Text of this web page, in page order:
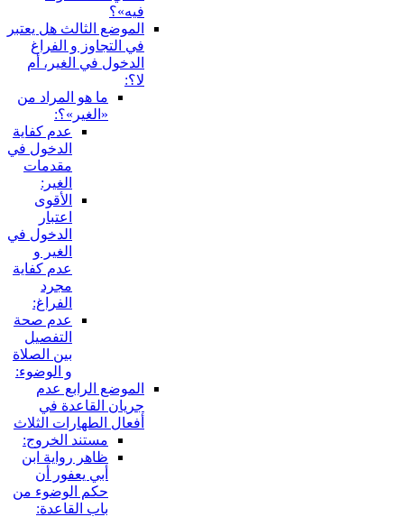
فيه»؟
الموضع الثالث هل يعتبر
في التجاوز و الفراغ
الدخول في الغير، أم
لا؟:
ما هو المراد من
«الغير»؟:
عدم كفاية
الدخول في
مقدمات
الغير:
الأقوى
اعتبار
الدخول في
الغير و
عدم كفاية
مجرد
الفراغ:
عدم صحة
التفصيل
بين الصلاة
و الوضوء:
الموضع الرابع عدم
جريان القاعدة في
أفعال الطهارات الثلاث
مستند الخروج:
ظاهر رواية ابن
أبي يعفور أن
حكم الوضوء من
باب القاعدة: